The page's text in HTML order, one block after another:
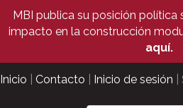
MBI publica su posición política
impacto en la construcción
aquí.
Inicio Contacto Inicio de sesión